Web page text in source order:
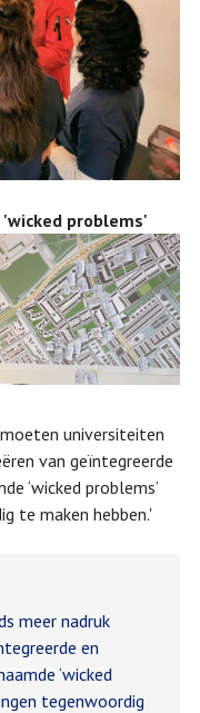
problems'
universiteiten
van geïntegreerde
‘wicked problems’
te maken hebben.'
meer nadruk
en
‘wicked
tegenwoordig